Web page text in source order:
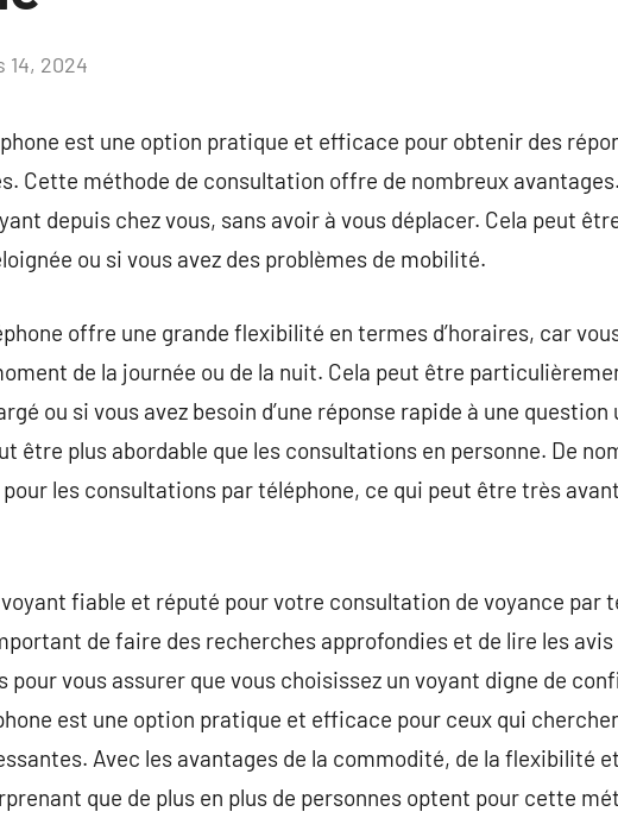
14, 2024
est une option pratique et efficace pour obtenir des
Cette méthode de consultation offre de nombreux avantages.
depuis chez vous, sans avoir à vous déplacer. Cela peut
ou si vous avez des problèmes de mobilité.
offre une grande flexibilité en termes d’horaires, car
de la journée ou de la nuit. Cela peut être
ou si vous avez besoin d’une réponse rapide à une
être plus abordable que les consultations en personne. De
les consultations par téléphone, ce qui peut être très
fiable et réputé pour votre consultation de voyance par
de faire des recherches approfondies et de lire les avis
pour vous assurer que vous choisissez un voyant digne de
est une option pratique et efficace pour ceux qui
Avec les avantages de la commodité, de la flexibilité
que de plus en plus de personnes optent pour cette